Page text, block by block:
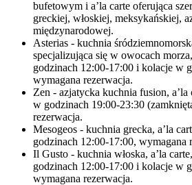
bufetowym i a’la carte oferująca
greckiej, włoskiej, meksykańskiej,
międzynarodowej.
Asterias - kuchnia
specjalizująca się w owocach
godzinach 12:00-17:00 i kolacje w
wymagana rezerwacja.
Zen - azjatycka kuchnia fusion,
w godzinach 19:00-23:30
rezerwacja.
Mesogeos - kuchnia grecka, a’la
godzinach 12:00-17:00, wymagana
Il Gusto - kuchnia włoska, a’la
godzinach 12:00-17:00 i kolacje w
wymagana rezerwacja.